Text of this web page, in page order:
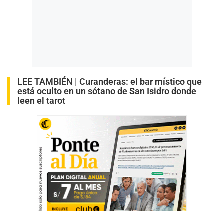
LEE TAMBIÉN | Curanderas: el bar místico que
está oculto en un sótano de San Isidro donde
leen el tarot